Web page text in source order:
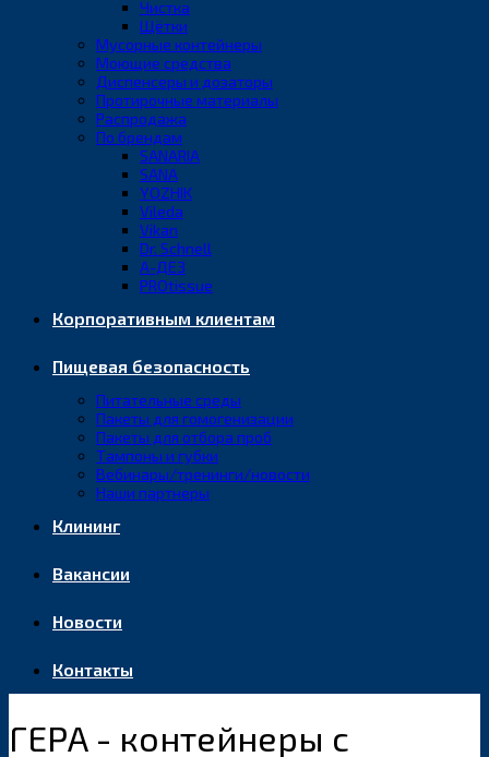
Чистка
Щётки
Мусорные контейнеры
Моющие средства
Диспенсеры и дозаторы
Протирочные материалы
Распродажа
По брендам
SANARIA
SANA
YOZHIK
Vileda
Vikan
Dr. Schnell
А-ДЕЗ
PROtissue
Корпоративным клиентам
Пищевая безопасность
Питательные среды
Пакеты для гомогенизации
Пакеты для отбора проб
Тампоны и губки
Вебинары/тренинги/новости
Наши партнеры
Клининг
Вакансии
Новости
Контакты
ГЕРА - контейнеры с